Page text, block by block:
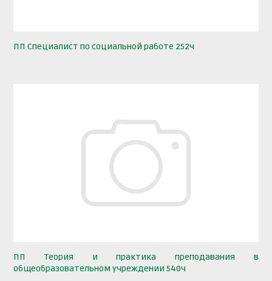
ПП Специалист по социальной работе 252ч
ПП Теория и практика преподавания в
общеобразовательном учреждении 540ч